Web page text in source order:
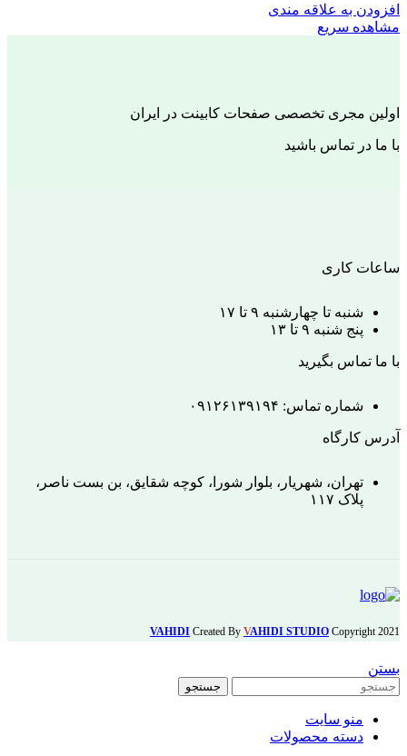
افزودن به علاقه مندی
مشاهده سریع
اولین مجری تخصصی صفحات کابینت در ایران
با ما در تماس باشید
ساعات کاری
شنبه تا چهارشنبه ۹ تا ۱۷
پنج شنبه ۹ تا ۱۳
با ما تماس بگیرید
شماره تماس: ۰۹۱۲۶۱۳۹۱۹۴
آدرس کارگاه
تهران، شهریار، بلوار شورا، کوچه شقایق، بن بست ناصر،
پلاک ۱۱۷
VAHIDI Created By VAHIDI STUDIO Copyright 2021
بستن
جستجو
منو سایت
دسته محصولات